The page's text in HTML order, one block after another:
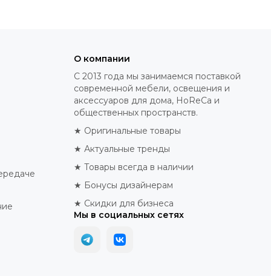
О компании
С 2013 года мы занимаемся поставкой
современной мебели, освещения и
аксессуаров для дома, HoReCa и
общественных пространств.
★ Оригинальные товары
★ Актуальные тренды
★ Товары всегда в наличии
★ Бонусы дизайнерам
★ Скидки для бизнеса
Мы в социальных сетях